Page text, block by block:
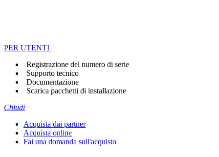
PER UTENTI
Registrazione del numero di serie
Supporto tecnico
Documentazione
Scarica pacchetti di installazione
Chiudi
Acquista dai partner
Acquista online
Fai una domanda sull'acquisto